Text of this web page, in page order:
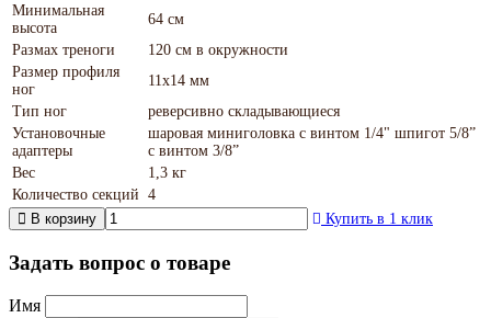
Минимальная
высота
64 см
Размах треноги
120 см в окружности
Размер профиля
ног
11х14 мм
Тип ног
реверсивно складывающиеся
Установочные
адаптеры
шаровая миниголовка с винтом 1/4" шпигот 5/8”
с винтом 3/8”
Вес
1,3 кг
Количество секций 4
В корзину
Купить в 1 клик
Задать вопрос о товаре
Имя